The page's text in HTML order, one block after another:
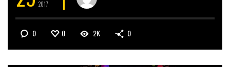
2017
0 0 2K 0